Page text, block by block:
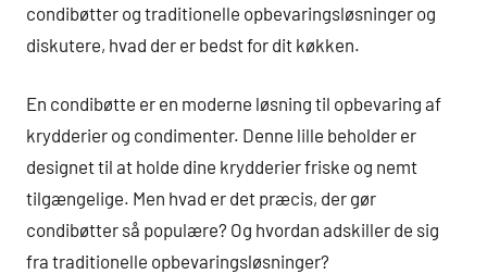
condibøtter og traditionelle opbevaringsløsninger og
diskutere, hvad der er bedst for dit køkken.
En condibøtte er en moderne løsning til opbevaring af
krydderier og condimenter. Denne lille beholder er
designet til at holde dine krydderier friske og nemt
tilgængelige. Men hvad er det præcis, der gør
condibøtter så populære? Og hvordan adskiller de sig
fra traditionelle opbevaringsløsninger?